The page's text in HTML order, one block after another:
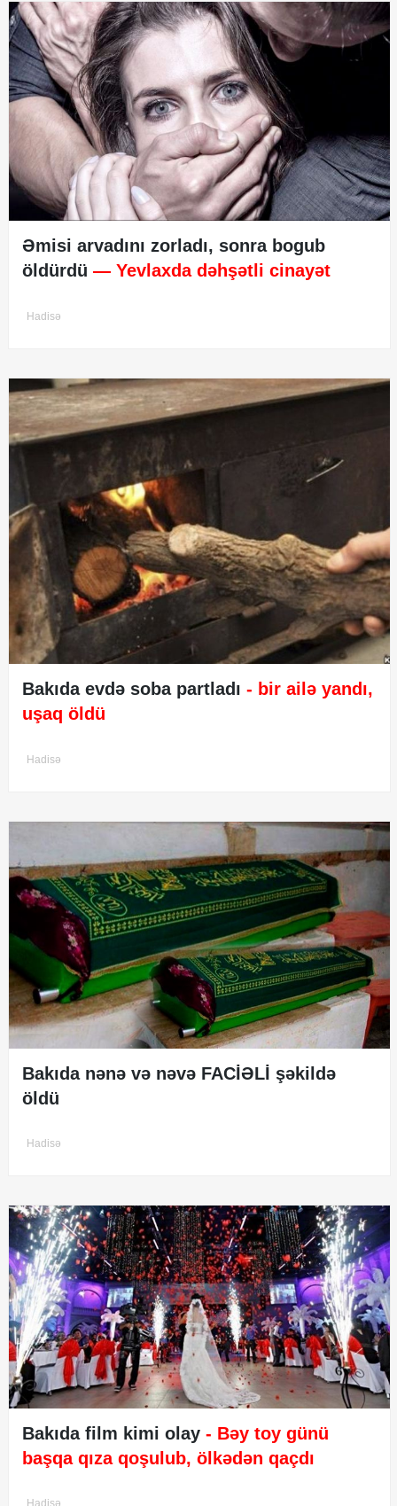
Əmisi arvadını zorladı, sonra bogub
öldürdü — Yevlaxda dəhşətli cinayət
Hadisə
Bakıda evdə soba partladı - bir ailə yandı,
uşaq öldü
Hadisə
Bakıda nənə və nəvə FACİƏLİ şəkildə
öldü
Hadisə
Bakıda film kimi olay - Bəy toy günü
başqa qıza qoşulub, ölkədən qaçdı
Hadisə